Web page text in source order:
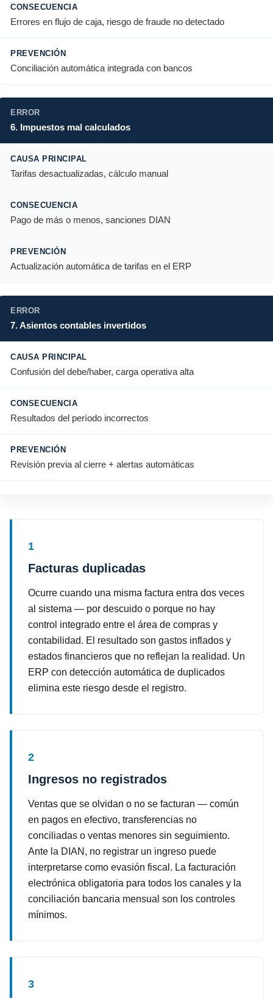
Errores en flujo de caja, riesgo de fraude no detectado
Conciliación automática integrada con bancos
6. Impuestos mal calculados
Tarifas desactualizadas, cálculo manual
Pago de más o menos, sanciones DIAN
Actualización automática de tarifas en el ERP
7. Asientos contables invertidos
Confusión del debe/haber, carga operativa alta
Resultados del período incorrectos
Revisión previa al cierre + alertas automáticas
1
Facturas duplicadas
Ocurre cuando una misma factura entra dos veces
al sistema — por descuido o porque no hay
control integrado entre el área de compras y
contabilidad. El resultado son gastos inflados y
estados financieros que no reflejan la realidad. Un
ERP con detección automática de duplicados
elimina este riesgo desde el registro.
2
Ingresos no registrados
Ventas que se olvidan o no se facturan — común
en pagos en efectivo, transferencias no
conciliadas o ventas menores sin seguimiento.
Ante la DIAN, no registrar un ingreso puede
interpretarse como evasión fiscal. La facturación
electrónica obligatoria para todos los canales y la
conciliación bancaria mensual son los controles
mínimos.
3